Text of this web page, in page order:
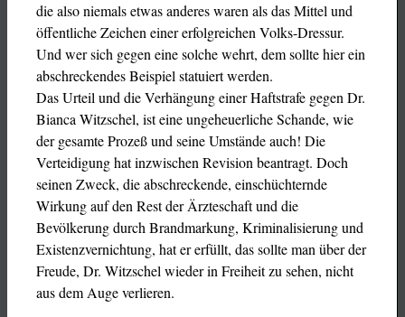
die also niemals etwas anderes waren als das Mittel und
öffentliche Zeichen einer erfolgreichen Volks-Dressur.
Und wer sich gegen eine solche wehrt, dem sollte hier ein
abschreckendes Beispiel statuiert werden.
Das Urteil und die Verhängung einer Haftstrafe gegen Dr.
Bianca Witzschel, ist eine ungeheuerliche Schande, wie
der gesamte Prozeß und seine Umstände auch! Die
Verteidigung hat inzwischen Revision beantragt. Doch
seinen Zweck, die abschreckende, einschüchternde
Wirkung auf den Rest der Ärzteschaft und die
Bevölkerung durch Brandmarkung, Kriminalisierung und
Existenzvernichtung, hat er erfüllt, das sollte man über der
Freude, Dr. Witzschel wieder in Freiheit zu sehen, nicht
aus dem Auge verlieren.